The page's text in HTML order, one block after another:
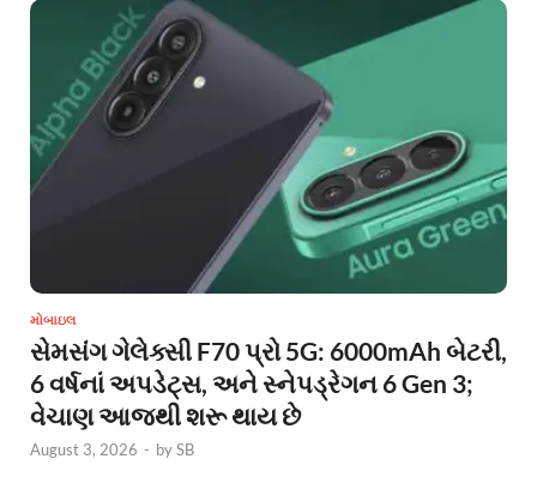
મોબાઇલ
સેમસંગ ગેલેક્સી F70 પ્રો 5G: 6000mAh બેટરી,
6 વર્ષનાં અપડેટ્સ, અને સ્નેપડ્રેગન 6 Gen 3;
વેચાણ આજથી શરૂ થાય છે
August 3, 2026 - bySB